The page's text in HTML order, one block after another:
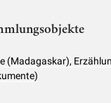
(Madagaskar),